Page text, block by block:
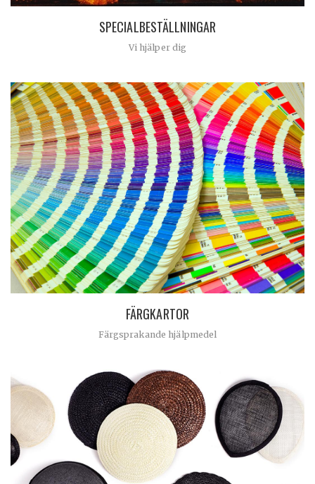
SPECIALBESTÄLLNINGAR
Vi hjälper dig
FÄRGKARTOR
Färgsprakande hjälpmedel